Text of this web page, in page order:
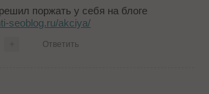
поржать у себя на блоге
seoblog.ru/akciya/
Ответить